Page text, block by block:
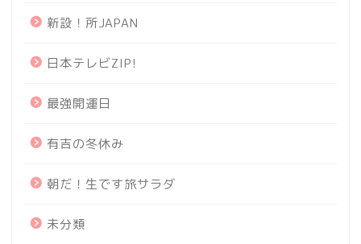
新設！所JAPAN
日本テレビZIP!
最強開運日
有吉の冬休み
朝だ！生です旅サラダ
未分類